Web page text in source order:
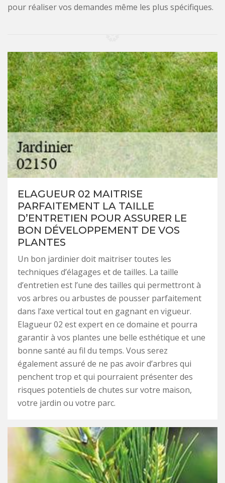
pour réaliser vos demandes même les plus spécifiques.
ELAGUEUR 02 MAITRISE
PARFAITEMENT LA TAILLE
D’ENTRETIEN POUR ASSURER LE
BON DÉVELOPPEMENT DE VOS
PLANTES
Un bon jardinier doit maitriser toutes les
techniques d’élagages et de tailles. La taille
d’entretien est l’une des tailles qui permettront à
vos arbres ou arbustes de pousser parfaitement
dans l’axe vertical tout en gagnant en vigueur.
Elagueur 02 est expert en ce domaine et pourra
garantir à vos plantes une belle esthétique et une
bonne santé au fil du temps. Vous serez
également assuré de ne pas avoir d’arbres qui
penchent trop et qui pourraient présenter des
risques potentiels de chutes sur votre maison,
votre jardin ou votre parc.